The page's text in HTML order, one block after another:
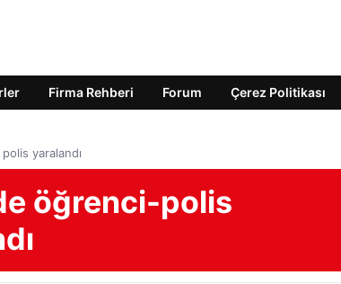
Firma Rehberi Forum Çerez Politikası
yaralandı
öğrenci-polis